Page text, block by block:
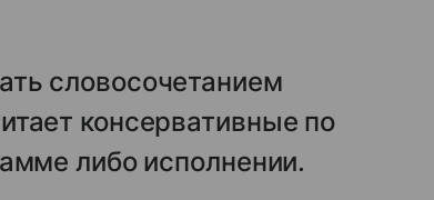
словосочетанием
консервативные по
либо исполнении.